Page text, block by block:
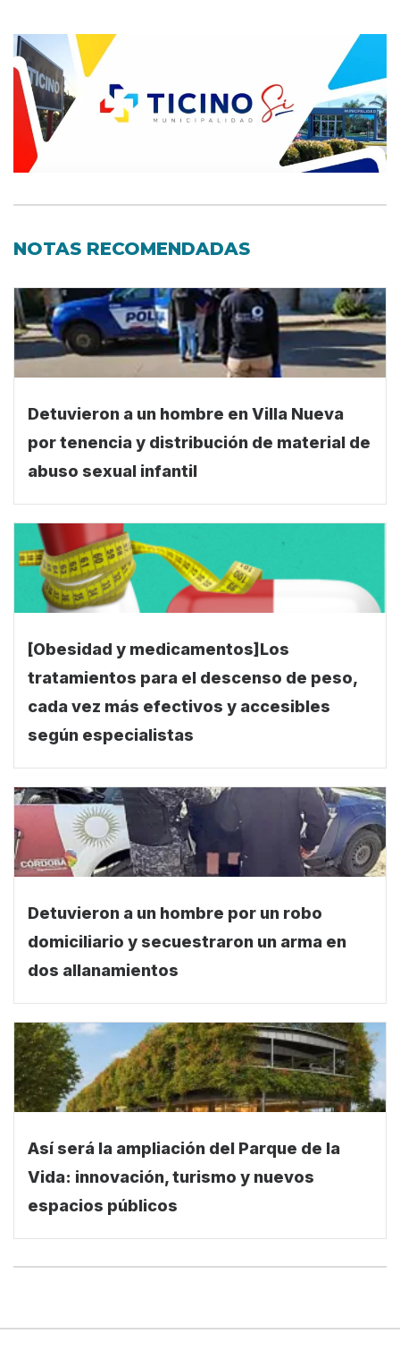
NOTAS RECOMENDADAS
Detuvieron a un hombre en Villa Nueva
por tenencia y distribución de material de
abuso sexual infantil
[Obesidad y medicamentos]Los
tratamientos para el descenso de peso,
cada vez más efectivos y accesibles
según especialistas
Detuvieron a un hombre por un robo
domiciliario y secuestraron un arma en
dos allanamientos
Así será la ampliación del Parque de la
Vida: innovación, turismo y nuevos
espacios públicos